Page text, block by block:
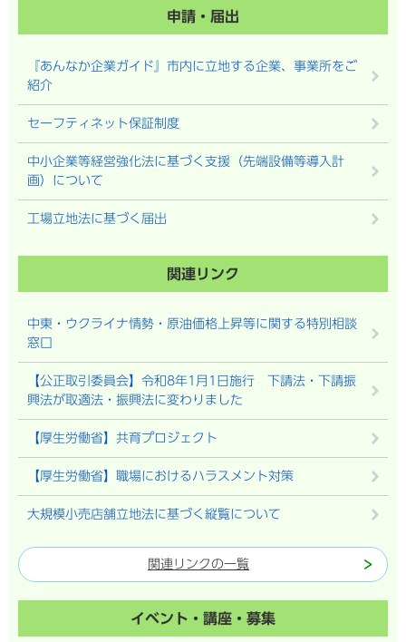
申請・届出
『あんなか企業ガイド』市内に立地する企業、事業所をご
紹介
セーフティネット保証制度
中小企業等経営強化法に基づく支援（先端設備等導入計
画）について
工場立地法に基づく届出
関連リンク
中東・ウクライナ情勢・原油価格上昇等に関する特別相談
窓口
【公正取引委員会】令和8年1月1日施行 下請法・下請振
興法が取適法・振興法に変わりました
【厚生労働省】共育プロジェクト
【厚生労働省】職場におけるハラスメント対策
大規模小売店舗立地法に基づく縦覧について
関連リンクの一覧
イベント・講座・募集